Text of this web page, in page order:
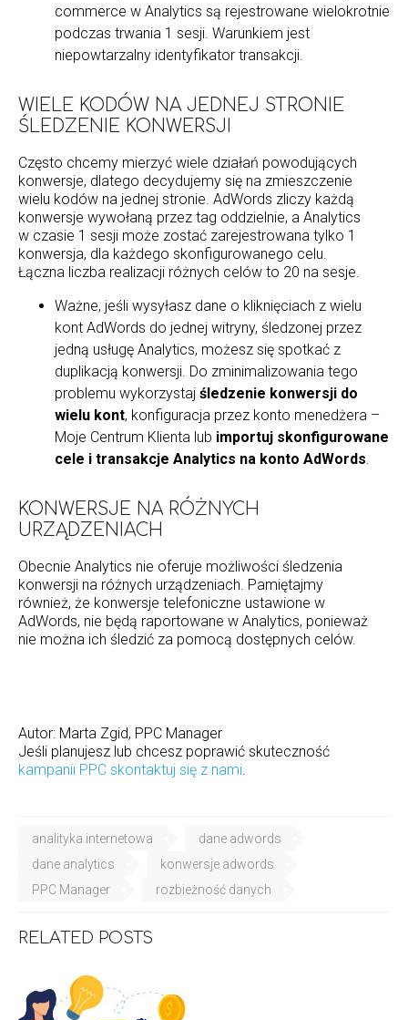
commerce w Analytics są rejestrowane wielokrotnie
podczas trwania 1 sesji. Warunkiem jest
niepowtarzalny identyfikator transakcji.
WIELE KODÓW NA JEDNEJ STRONIE
ŚLEDZENIE KONWERSJI
Często chcemy mierzyć wiele działań powodujących
konwersje, dlatego decydujemy się na zmieszczenie
wielu kodów na jednej stronie. AdWords zliczy każdą
konwersje wywołaną przez tag oddzielnie, a Analytics
w czasie 1 sesji może zostać zarejestrowana tylko 1
konwersja, dla każdego skonfigurowanego celu.
Łączna liczba realizacji różnych celów to 20 na sesje.
Ważne, jeśli wysyłasz dane o kliknięciach z wielu
kont AdWords do jednej witryny, śledzonej przez
jedną usługę Analytics, możesz się spotkać z
duplikacją konwersji. Do zminimalizowania tego
problemu wykorzystaj śledzenie konwersji do
wielu kont, konfiguracja przez konto menedżera –
Moje Centrum Klienta lub importuj skonfigurowane
cele i transakcje Analytics na konto AdWords
KONWERSJE NA RÓŻNYCH
URZĄDZENIACH
Obecnie Analytics nie oferuje możliwości śledzenia
konwersji na różnych urządzeniach. Pamiętajmy
również, że konwersje telefoniczne ustawione w
AdWords, nie będą raportowane w Analytics, ponieważ
nie można ich śledzić za pomocą dostępnych celów.
Autor: Marta Zgid, PPC Manager
Jeśli planujesz lub chcesz poprawić skuteczność
kampanii PPC skontaktuj się z nami.
analityka internetowa
dane adwords
dane analytics
konwersje adwords
PPC Manager
rozbieżność danych
RELATED POSTS